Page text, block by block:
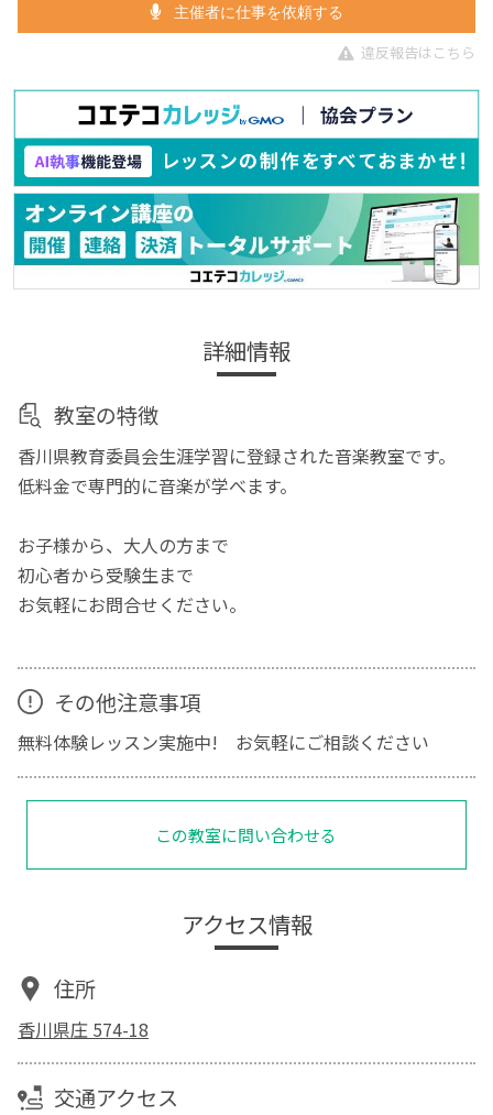
主催者に仕事を依頼する
違反報告はこちら
詳細情報
教室の特徴
香川県教育委員会生涯学習に登録された音楽教室です。
低料金で専門的に音楽が学べます。
お子様から、大人の方まで
初心者から受験生まで
お気軽にお問合せください。
その他注意事項
無料体験レッスン実施中! お気軽にご相談ください
この教室に問い合わせる
アクセス情報
住所
香川県庄 574-18
交通アクセス